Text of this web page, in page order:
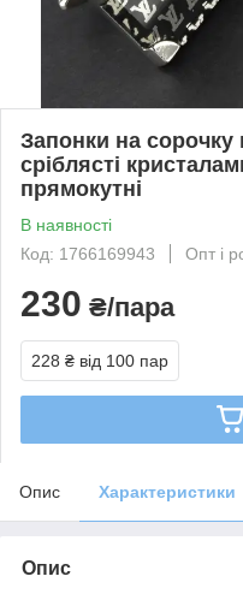
Запонки на сорочку
сріблясті
прямокутні
В наявності
Код: 1766169943
Опт і
230 ₴/пара
228 ₴ від 100 пар
Опис Характеристики
Опис